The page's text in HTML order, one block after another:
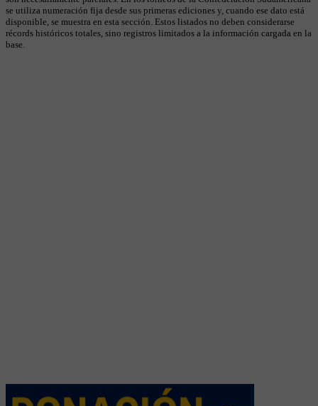
se utiliza numeración fija desde sus primeras ediciones y, cuando ese dato está
disponible, se muestra en esta sección. Estos listados no deben considerarse
récords históricos totales, sino registros limitados a la información cargada en la
base.